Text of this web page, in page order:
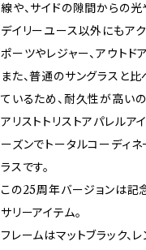
線や、サイドの隙間からの光
デイリーユース以外にもア
ポーツやレジャー、アウトド
また、普通のサングラスと
ているため、耐久性が高い
アリストトリストアパレル
ーズンでトータルコーディ
ラスです。
この25周年バージョンは記
サリーアイテム。
フレームはマットブラック、